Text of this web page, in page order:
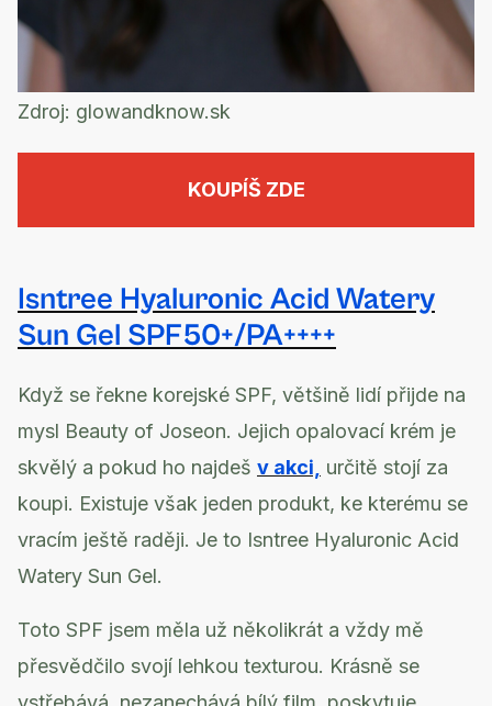
Zdroj: glowandknow.sk
KOUPÍŠ ZDE
Isntree Hyaluronic Acid Watery
Sun Gel SPF50+/PA++++
Když se řekne korejské SPF, většině lidí přijde na
mysl Beauty of Joseon. Jejich opalovací krém je
skvělý a pokud ho najdeš v akci,
určitě stojí za
koupi. Existuje však jeden produkt, ke kterému se
vracím ještě raději. Je to Isntree Hyaluronic Acid
Watery Sun Gel.
Toto SPF jsem měla už několikrát a vždy mě
přesvědčilo svojí lehkou texturou. Krásně se